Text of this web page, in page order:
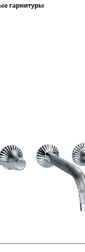
гарнитуры